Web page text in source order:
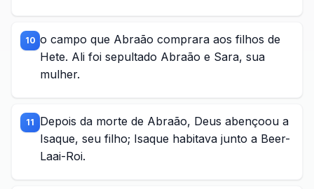
10 o campo que Abraão comprara aos filhos de
Hete. Ali foi sepultado Abraão e Sara, sua
mulher.
11
Depois da morte de Abraão, Deus abençoou a
Isaque, seu filho; Isaque habitava junto a Beer-
Laai-Roi.